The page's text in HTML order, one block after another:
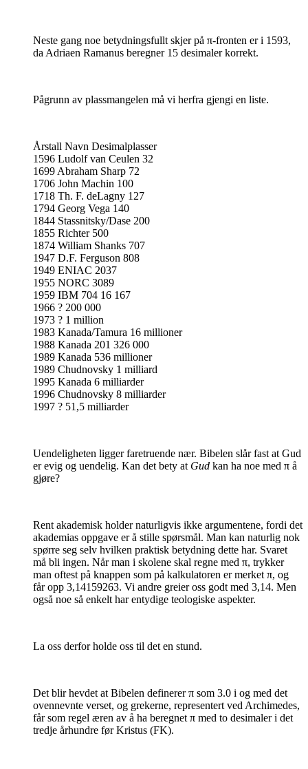
Neste gang noe betydningsfullt skjer på π-fronten er i 1593,
da Adriaen Ramanus beregner 15 desimaler korrekt.
Pågrunn av plassmangelen må vi herfra gjengi en liste.
Årstall Navn Desimalplasser
1596 Ludolf van Ceulen 32
1699 Abraham Sharp 72
1706 John Machin 100
1718 Th. F. deLagny 127
1794 Georg Vega 140
1844 Stassnitsky/Dase 200
1855 Richter 500
1874 William Shanks 707
1947 D.F. Ferguson 808
1949 ENIAC 2037
1955 NORC 3089
1959 IBM 704 16 167
1966 ? 200 000
1973 ? 1 million
1983 Kanada/Tamura 16 millioner
1988 Kanada 201 326 000
1989 Kanada 536 millioner
1989 Chudnovsky 1 milliard
1995 Kanada 6 milliarder
1996 Chudnovsky 8 milliarder
1997 ? 51,5 milliarder
Uendeligheten ligger faretruende nær. Bibelen slår fast at Gud
er evig og uendelig. Kan det bety at Gud kan ha noe med π å
gjøre?
Rent akademisk holder naturligvis ikke argumentene, fordi det
akademias oppgave er å stille spørsmål. Man kan naturlig nok
spørre seg selv hvilken praktisk betydning dette har. Svaret
må bli ingen. Når man i skolene skal regne med π, trykker
man oftest på knappen som på kalkulatoren er merket π, og
får opp 3,14159263. Vi andre greier oss godt med 3,14. Men
også noe så enkelt har entydige teologiske aspekter.
La oss derfor holde oss til det en stund.
Det blir hevdet at Bibelen definerer π som 3.0 i og med det
ovennevnte verset, og grekerne, representert ved Archimedes,
får som regel æren av å ha beregnet π med to desimaler i det
tredje århundre før Kristus (FK).